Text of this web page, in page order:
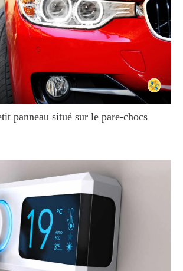
panneau situé sur le pare-chocs